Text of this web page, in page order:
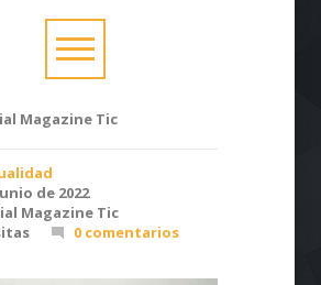
Magazine Tic
de 2022
Magazine Tic
0 comentarios